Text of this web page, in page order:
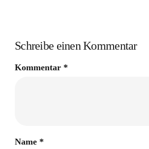
Schreibe einen Kommentar
Kommentar *
Name *